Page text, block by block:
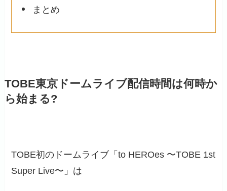
まとめ
TOBE東京ドームライブ配信時間は何時か
ら始まる?
TOBE初のドームライブ「to HEROes 〜TOBE 1st
Super Live〜」は